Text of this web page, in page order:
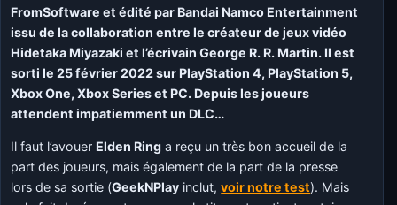
FromSoftware et édité par Bandai Namco Entertainment
issu de la collaboration entre le créateur de jeux vidéo
Hidetaka Miyazaki et l’écrivain George R. R. Martin. Il est
sorti le 25 février 2022 sur PlayStation 4, PlayStation 5,
Xbox One, Xbox Series et PC. Depuis les joueurs
attendent impatiemment un DLC…
Il faut l’avouer Elden Ring a reçu un très bon accueil de la
part des joueurs, mais également de la part de la presse
lors de sa sortie (GeekNPlay inclut, voir notre test). Mais